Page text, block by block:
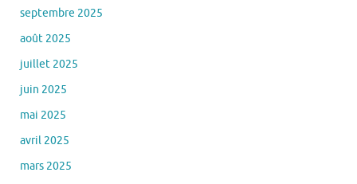
septembre 2025
août 2025
juillet 2025
juin 2025
mai 2025
avril 2025
mars 2025